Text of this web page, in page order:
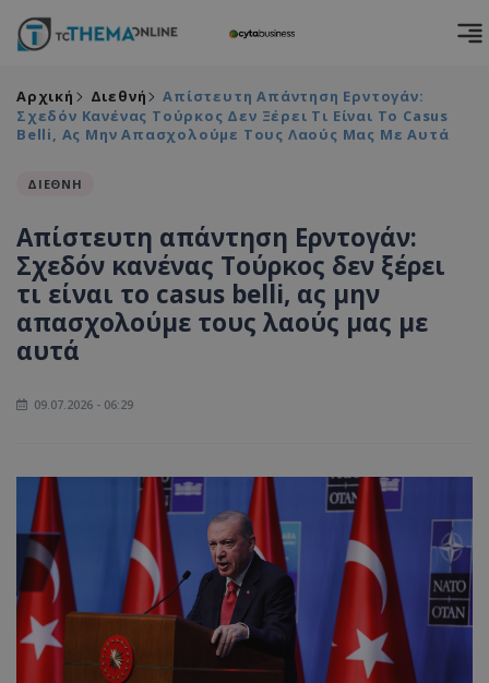
Αρχική Διεθνή
Απίστευτη Απάντηση Ερντογάν:
Σχεδόν Κανένας Τούρκος Δεν Ξέρει Τι Είναι Το Casus
Belli, Ας Μην Απασχολούμε Τους Λαούς Μας Με Αυτά
ΔΙΕΘΝΗ
Απίστευτη απάντηση Ερντογάν:
Σχεδόν κανένας Τούρκος δεν ξέρει
τι είναι το casus belli, ας μην
απασχολούμε τους λαούς μας με
αυτά
09.07.2026 - 06:29